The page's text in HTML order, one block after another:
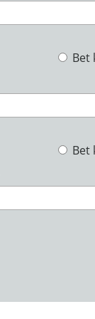
Bet
Bet